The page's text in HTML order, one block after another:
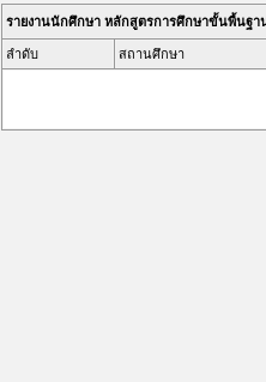
รายงานนักศึกษา หลักสูตรการศึกษาขั้นพื้นฐา
ลำดับ สถานศึกษา